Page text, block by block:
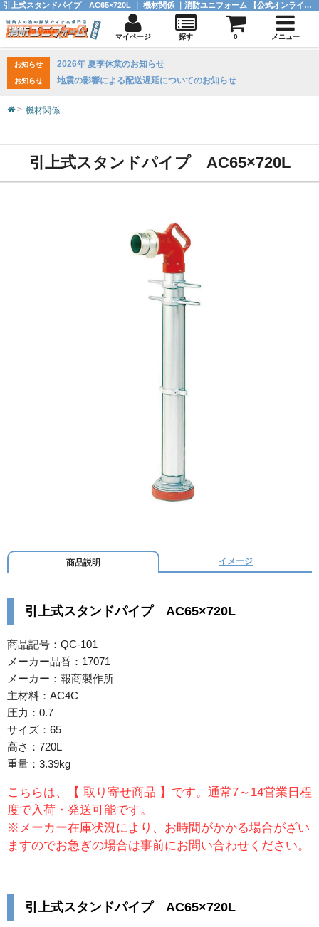
お知らせ 2026年 夏季休業のお知らせ
お知らせ 地震の影響による配送遅延についてのお知らせ
機材関係
引上式スタンドパイプ AC65×720L
商品説明 イメージ
引上式スタンドパイプ AC65×720L
商品記号：QC-101
メーカー品番：17071
メーカー：報商製作所
主材料：AC4C
圧力：0.7
サイズ：65
高さ：720L
重量：3.39kg
こちらは、【 取り寄せ商品 】です。通常7～14営業日程
度で入荷・発送可能です。
※メーカー在庫状況により、お時間がかかる場合がざい
ますのでお急ぎの場合は事前にお問い合わせください。
引上式スタンドパイプ AC65×720L
引上式スタンドパイプ AC65×720L ｜ 機材関係 ｜消防ユニフォーム 【公式オンラインショップ】
マイページ 探す 0 メニュー